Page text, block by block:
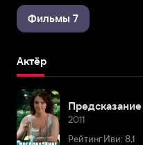
Фильмы 7
Актёр
Предсказание
2011
Рейтинг Иви: 8,1